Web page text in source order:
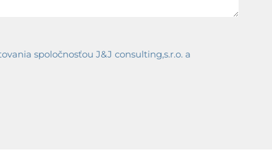
spoločnosťou J&J consulting,s.r.o. a